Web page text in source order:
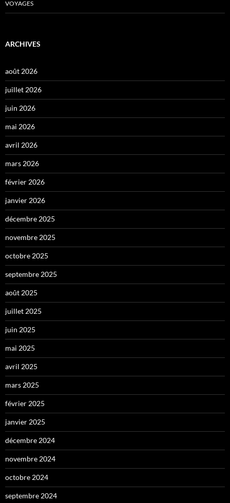
VOYAGES
ARCHIVES
août 2026
juillet 2026
juin 2026
mai 2026
avril 2026
mars 2026
février 2026
janvier 2026
décembre 2025
novembre 2025
octobre 2025
septembre 2025
août 2025
juillet 2025
juin 2025
mai 2025
avril 2025
mars 2025
février 2025
janvier 2025
décembre 2024
novembre 2024
octobre 2024
septembre 2024